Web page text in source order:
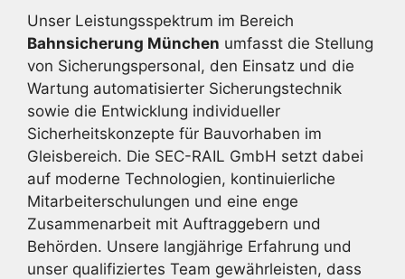
Unser Leistungsspektrum im Bereich
Bahnsicherung München umfasst die Stellung
von Sicherungspersonal, den Einsatz und die
Wartung automatisierter Sicherungstechnik
sowie die Entwicklung individueller
Sicherheitskonzepte für Bauvorhaben im
Gleisbereich. Die SEC-RAIL GmbH setzt dabei
auf moderne Technologien, kontinuierliche
Mitarbeiterschulungen und eine enge
Zusammenarbeit mit Auftraggebern und
Behörden. Unsere langjährige Erfahrung und
unser qualifiziertes Team gewährleisten, dass